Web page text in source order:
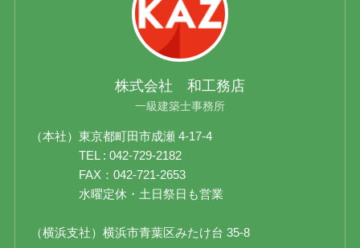
株式会社 和工務店
一級建築士事務所
（本社）東京都町田市成瀬 4-17-4
TEL : 042-729-2182
FAX：042-721-2653
水曜定休・土日祭日も営業
（横浜支社）横浜市青葉区みたけ台 35-8